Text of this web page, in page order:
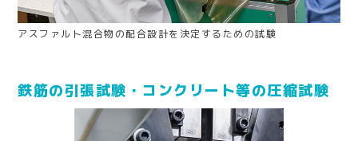
アスファルト混合物の配合設計を決定するための試験
鉄筋の引張試験・コンクリート等の圧縮試験